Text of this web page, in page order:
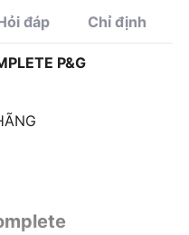
đáp Chỉ định
P&G